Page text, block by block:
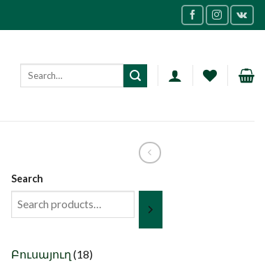
Search
Բուսայուղ 1818